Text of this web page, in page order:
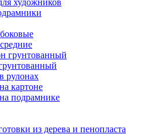
художников
грунтованный
рулонах
картоне
подрамнике
из дерева и пенопласта